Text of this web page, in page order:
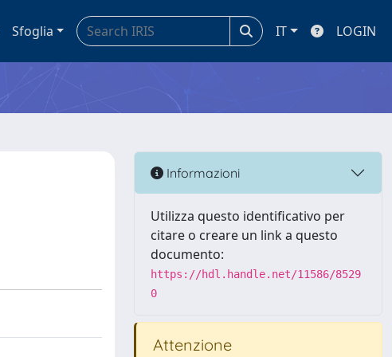
Sfoglia IT LOGIN
Informazioni
Utilizza questo identificativo per
citare o creare un link a questo
documento:
https://hdl.handle.net/11586/8529
0
Attenzione